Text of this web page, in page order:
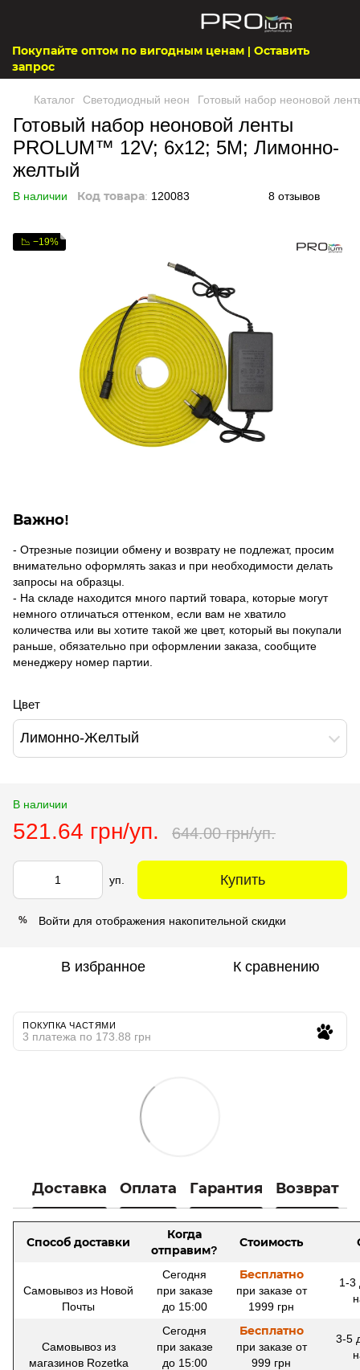
Покупайте оптом по вигодным ценам | Оставить
запрос
Каталог Светодиодный неон Готовый набор неоновой
Готовый набор неоновой ленты
PROLUM™ 12V; 6x12; 5M; Лимонно-
желтый
В наличии Код товара: 120083 8 отзывов
📉 −19%
Важно!
- Отрезные позиции обмену и возврату не подлежат, просим
внимательно оформлять заказ и при необходимости делать
запросы на образцы.
- На складе находится много партий товара, которые могут
немного отличаться оттенком, если вам не хватило
количества или вы хотите такой же цвет, который вы покупали
раньше, обязательно при оформлении заказа, сообщите
менеджеру номер партии.
Цвет
Лимонно-Желтый
В наличии
521.64 грн/уп. 644.00 грн/уп.
уп. Купить
% Войти для отображения накопительной скидки
В избранное К сравнению
ПОКУПКА ЧАСТЯМИ
3 платежа по 173.88 грн
Доставка Оплата Гарантия Возврат
Способ доставки
Когда
отправим?
Стоимость
Самовывоз из Новой
Почты
Сегодня
при заказе
до 15:00
Бесплатно
при заказе от
1999 грн
1-3
Самовывоз из
магазинов Rozetka
Сегодня
при заказе
до 15:00
Бесплатно
при заказе от
999 грн
3-5